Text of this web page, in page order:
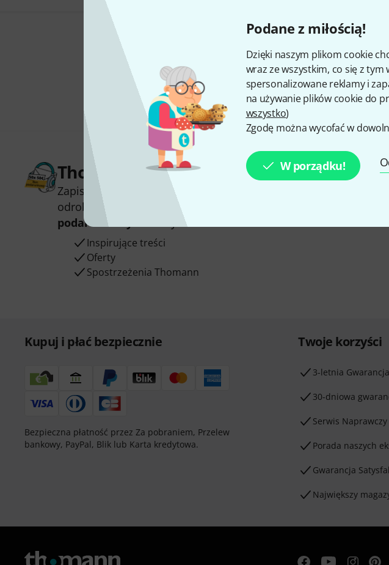
Podane z miłością!
Dzięki naszym plikom cookie
wraz ze wszystkim, co się z
spersonalizowane reklamy i
na używanie plików cookie do
wszystko)
Zgodę można wycofać w
W porządku!
Czy
Thomann Newsletter
Zapisz się do Thomann Newsletter w języku polskim, a przy
odrobinie szczęścia możesz wygrać jeden z
podarunkowych
50 €
Inspirujące treści
Oferty
Spostrzeżenia Thomann
Kupuj i płać bezpiecznie
Bezpieczna płatność przez Za pobraniem, Przelew
bankowy, PayPal, Blik lub Karta kredytowa.
Twoje korzyści
3-letnia
30-dniowa
Serwis Naprawczy
Porada naszych
Gwarancja
Największy